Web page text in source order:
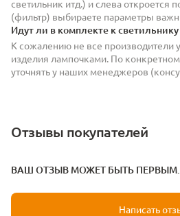
светильник итд.) и слева откроется
(фильтр) выбираете параметры
Идут ли в комплекте к
К сожалению не все производители
изделия лампочками. По
уточнять у наших менеджеров
Отзывы покупателей
ВАШ ОТЗЫВ МОЖЕТ БЫТЬ ПЕРВЫМ.
Написать